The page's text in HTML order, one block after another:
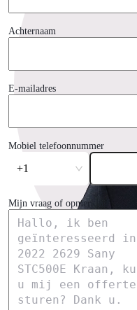
Achternaam
E-mailadres
Mobiel telefoonnummer
+1
Mijn vraag of opmerking